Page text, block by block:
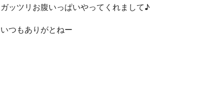
ガッツリお腹いっぱいやってくれまして♪
いつもありがとねー